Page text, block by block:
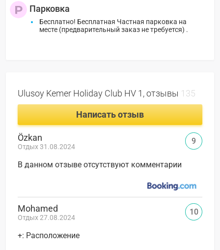
Парковка
Бесплатно! Бесплатная Частная парковка на
месте (предварительный заказ не требуется) .
Ulusoy Kemer Holiday Club HV 1, отзывы 135
Написать отзыв
Özkan
Отдых 31.08.2024
В данном отзыве отсутствуют комментарии
9
Mohamed
Отдых 27.08.2024
+: Расположение
10